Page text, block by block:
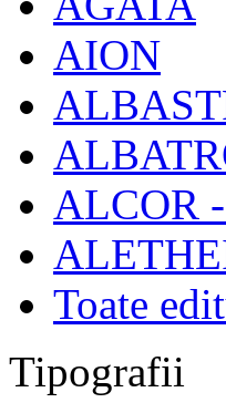
AION
ALCOR
Toate
Tipografii